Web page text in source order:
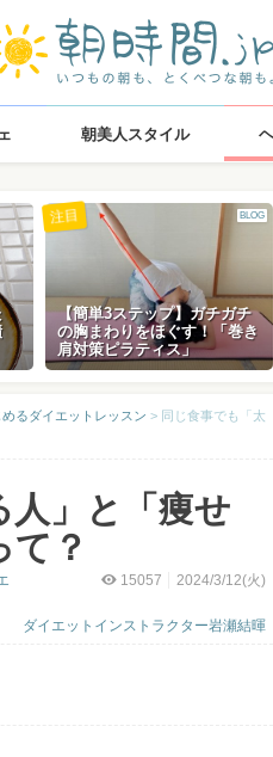
朝美人スタイル
BLOG
【簡単3ステップ】ガチガチ
の胸まわりをほぐす！「巻き
肩対策ピラティス」
注目
るダイエットレッスン > 同じ食事でも「太
人」と「痩せ
て？
15057 2024/3/12(火)
ダイエットインストラクター岩瀬結暉